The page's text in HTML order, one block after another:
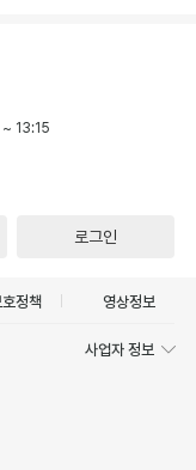
~ 13:15
로그인
정책 영상정보
사업자 정보